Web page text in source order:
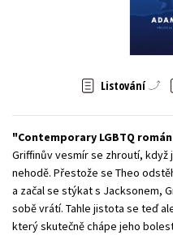
Listování
Contemporary LGBTQ
Griffinův vesmír se zhroutí, když
nehodě. Přestože se Theo
a začal se stýkat s Jacksonem,
sobě vrátí. Tahle jistota se teď
který skutečně chápe jeho